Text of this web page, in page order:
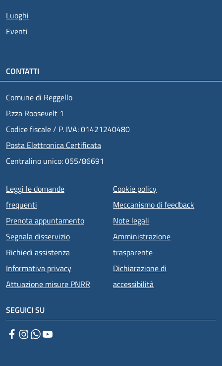
Luoghi
Eventi
CONTATTI
Comune di Reggello
P.zza Roosevelt 1
Codice fiscale / P. IVA: 01421240480
Posta Elettronica Certificata
Centralino unico: 055/86691
Menu piè di pagina
Leggi le domande
frequenti
Prenota appuntamento
Segnala disservizio
Richiedi assistenza
Informativa privacy
Attuazione misure PNRR
Cookie policy
Meccanismo di feedback
Note legali
Amministrazione
trasparente
Dichiarazione di
accessibilità
SEGUICI SU
Facebook
Instagram
WhatsApp